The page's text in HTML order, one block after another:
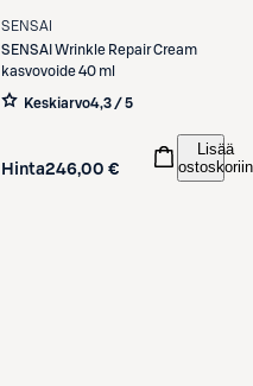
SENSAI
SENSAI Wrinkle Repair Cream
kasvovoide 40 ml
Keskiarvo4,3 / 5
Hinta246,00 €
Lisää
ostoskoriin